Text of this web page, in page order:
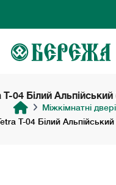
Т-04 Білий
Міжкімнатні двері
Т-04 Білий